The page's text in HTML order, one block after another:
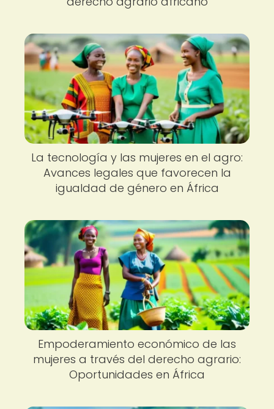
La tecnología y las mujeres en el agro:
Avances legales que favorecen la
igualdad de género en África
Empoderamiento económico de las
mujeres a través del derecho agrario:
Oportunidades en África